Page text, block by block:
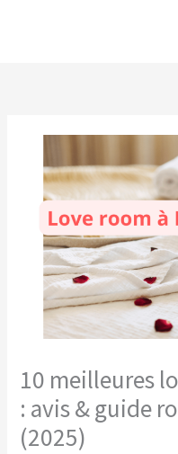
10 meilleures
: avis & guide
(2025)